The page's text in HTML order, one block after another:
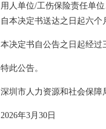
用人单位/工伤保险责任单
自本决定书送达之日起六个
本决定书自公告之日起经过
特此公告。
深圳市人力资源和社会保障
2026年3月30日